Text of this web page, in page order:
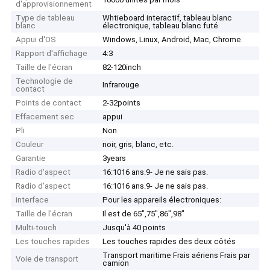
d'approvisionnement
Type de tableau
blanc
Whtieboard interactif, tableau blanc
électronique, tableau blanc futé
Appui d'OS
Windows, Linux, Android, Mac, Chrome
Rapport d'affichage
4:3
Taille de l'écran
82-120inch
Technologie de
contact
Infrarouge
Points de contact
2-32points
Effacement sec
appui
Pli
Non
Couleur
noir, gris, blanc, etc.
Garantie
3years
Radio d'aspect
16:1016 ans.9- Je ne sais pas.
Radio d'aspect
16:1016 ans.9- Je ne sais pas.
interface
Pour les appareils électroniques:
Taille de l'écran
Il est de 65",75",86",98"
Multi-touch
Jusqu'à 40 points
Les touches rapides
Les touches rapides des deux côtés
Voie de transport
Transport maritime Frais aériens Frais par
camion